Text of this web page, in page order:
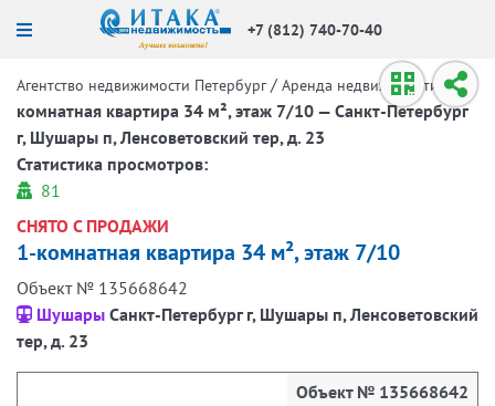
+7 (812) 740-70-40
Агентство недвижимости Петербург / Аренда недвижимости /1-
комнатная квартира 34 м², этаж 7/10 — Санкт-Петербург
г, Шушары п, Ленсоветовский тер, д. 23
Статистика просмотров:
81
СНЯТО С ПРОДАЖИ
1-комнатная квартира 34 м², этаж 7/10
Объект № 135668642
Шушары Санкт-Петербург г, Шушары п, Ленсоветовский
тер, д. 23
Объект № 135668642